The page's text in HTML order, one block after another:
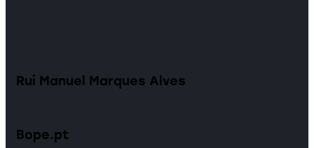
Rui Manuel Marques Alves
Bope.pt